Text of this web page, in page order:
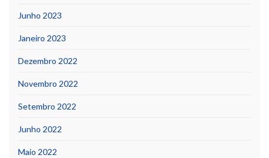
Junho 2023
Janeiro 2023
Dezembro 2022
Novembro 2022
Setembro 2022
Junho 2022
Maio 2022